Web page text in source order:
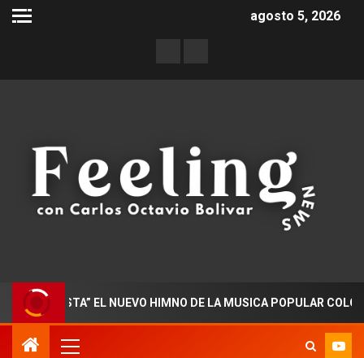
agosto 5, 2026
EL NUEVO HIMNO DE LA MUSICA POPULAR COLOMBIANA